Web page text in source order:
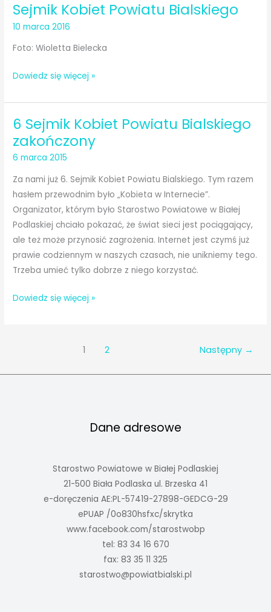
Powiatu
Bialskiego
relacja
Sejmik Kobiet Powiatu Bialskiego
10 marca 2016
Foto: Wioletta Bielecka
Sejmik
Powiatu
Bialskiego
Dowiedz się więcej »
6 Sejmik Kobiet Powiatu Bialskiego
zakończony
6 marca 2015
Za nami już 6. Sejmik Kobiet Powiatu Bialskiego. Tym razem
hasłem przewodnim było „Kobieta w Internecie”.
Organizator, którym było Starostwo Powiatowe w Białej
Podlaskiej chciało pokazać, że świat sieci jest pociągający,
ale też może przynosić zagrożenia. Internet jest czymś już
prawie codziennym w naszych czasach, nie unikniemy tego.
Trzeba umieć tylko dobrze z niego korzystać.
6
zakończony
Dowiedz się więcej »
1 2 Następny →
Dane adresowe
Starostwo Powiatowe w Białej Podlaskiej
21-500 Biała Podlaska ul. Brzeska 41
e-doręczenia AE:PL-57419-27898-GEDCG-29
ePUAP /0o830hsfxc/skrytka
www.facebook.com/starostwobp
tel: 83 34 16 670
fax: 83 35 11 325
starostwo@powiatbialski.pl